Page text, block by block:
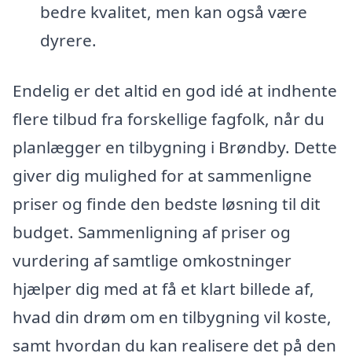
bedre kvalitet, men kan også være
dyrere.
Endelig er det altid en god idé at indhente
flere tilbud fra forskellige fagfolk, når du
planlægger en tilbygning i Brøndby. Dette
giver dig mulighed for at sammenligne
priser og finde den bedste løsning til dit
budget. Sammenligning af priser og
vurdering af samtlige omkostninger
hjælper dig med at få et klart billede af,
hvad din drøm om en tilbygning vil koste,
samt hvordan du kan realisere det på den